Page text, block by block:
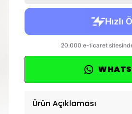
Ürün Açıklaması